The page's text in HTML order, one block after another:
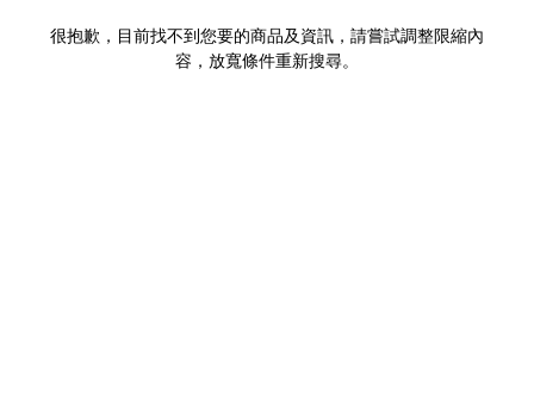
很抱歉，目前找不到您要的商品及資訊，請嘗試調整限縮內
容，放寬條件重新搜尋。